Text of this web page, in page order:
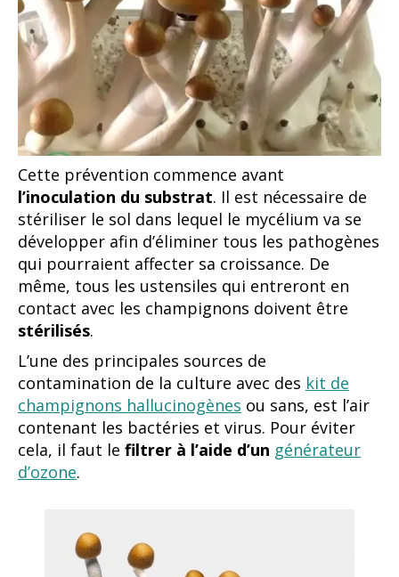
Cette prévention commence avant
l’inoculation du substrat. Il est nécessaire de
stériliser le sol dans lequel le mycélium va se
développer afin d’éliminer tous les pathogènes
qui pourraient affecter sa croissance. De
même, tous les ustensiles qui entreront en
contact avec les champignons doivent être
stérilisés.
L’une des principales sources de
contamination de la culture avec des kit de
champignons hallucinogènes ou sans, est l’air
contenant les bactéries et virus. Pour éviter
cela, il faut le filtrer à l’aide d’un générateur
d’ozone.